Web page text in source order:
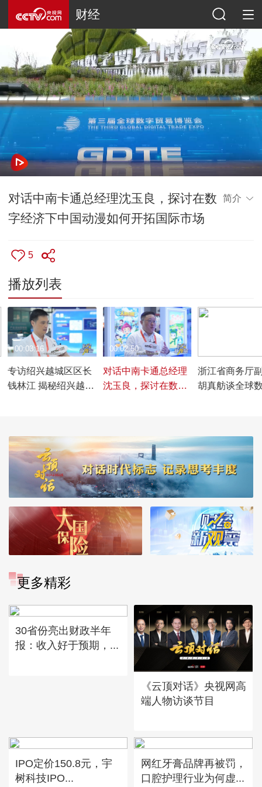
财经
对话中南卡通总经理沈玉良，探讨在数
字经济下中国动漫如何开拓国际市场
简介
5
播放列表
专访绍兴越城区区长
钱林江 揭秘绍兴越城
00:03:16
对话中南卡通总经理
沈玉良，探讨在数字
00:02:50
浙江省商务厅
胡真舫谈全球
更多精彩
30省份亮出财政半年
报：收入好于预期，...
《云顶对话》央视网高
端人物访谈节目
IPO定价150.8元，宇
树科技IPO...
网红牙膏品牌再被罚，
口腔护理行业为何虚...